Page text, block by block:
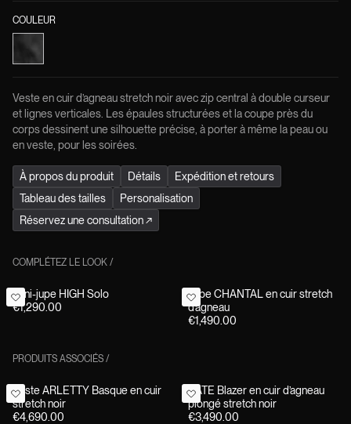
Veste en cuir d’agneau stretch noir avec zip central à double curseur
et lignes verticales. Les épaules structurées et la coupe près du
corps dessinent une silhouette précise, à porter à même la peau ou
en veste, pour les soirées.
COULEUR
À propos du produit Détails
Expédition et retours
Tableau des tailles
Personalisation
Réservez une consultation↗
COMPLÉTEZ LE LOOK /
Mini-jupe HIGH Solo
€1,290.00
Jupe CHANTAL en cuir stretch
d’agneau
€1,490.00
PRODUITS ASSOCIÉS /
Veste ARLETTY Basque en cuir
stretch noir
€4,690.00
KATE Blazer en cuir d’agneau
plongé stretch noir
€3,490.00